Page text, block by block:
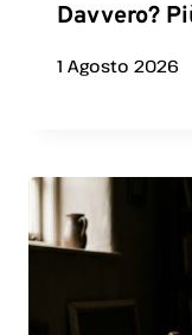
Davvero?
1 Agosto 2026